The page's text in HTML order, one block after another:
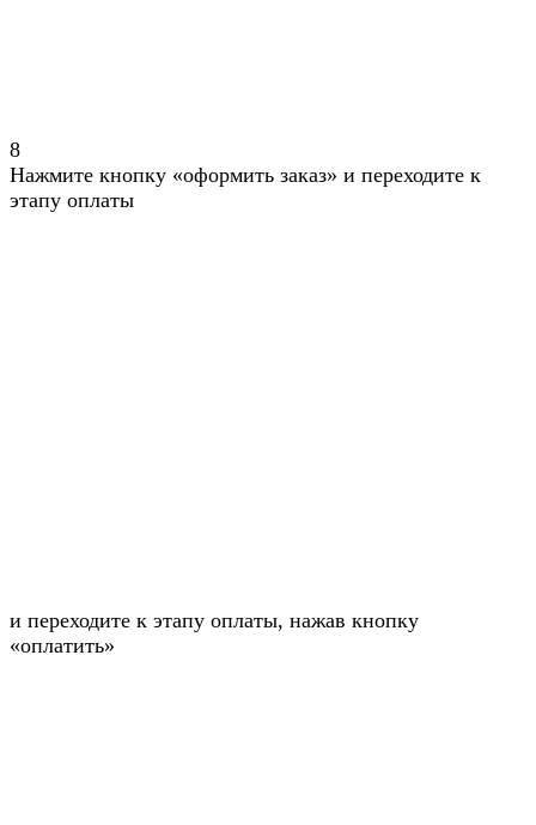
8
Нажмите кнопку «оформить заказ» и переходите к
этапу оплаты
и переходите к этапу оплаты, нажав кнопку
«оплатить»